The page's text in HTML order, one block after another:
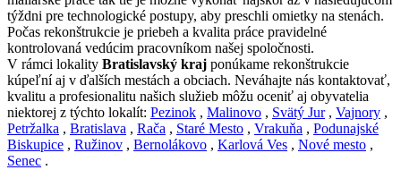
týždni pre technologické postupy, aby preschli omietky na stenách.
Počas rekonštrukcie je priebeh a kvalita práce pravidelné
kontrolovaná vedúcim pracovníkom našej spoločnosti.
V rámci lokality Bratislavský kraj ponúkame rekonštrukcie
kúpeľní aj v ďalších mestách a obciach. Neváhajte nás kontaktovať,
kvalitu a profesionalitu našich služieb môžu oceniť aj obyvatelia
niektorej z týchto lokalít: Pezinok , Malinovo , Svätý Jur, Vajnory ,
Petržalka , Bratislava , Rača , Staré Mesto , Vrakuňa , Podunajské
Biskupice , Ružinov , Bernolákovo , Karlová Ves , Nové mesto ,
Senec .